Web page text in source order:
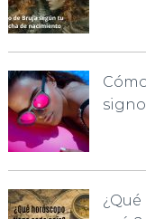
signo